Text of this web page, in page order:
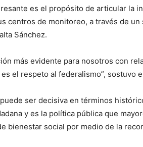
es el propósito de articular la
centros de monitoreo, a través de
Sánchez.
más evidente para nosotros con
el respeto al federalismo”, sostuvo
ser decisiva en términos
y es la política pública que
bienestar social por medio de la